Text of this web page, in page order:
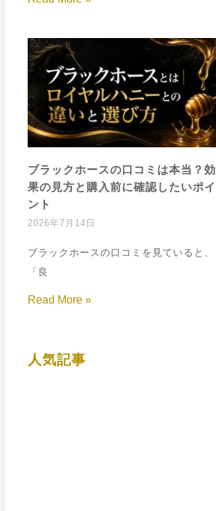
ブラックホースの口コミは本当？効
果の見方と購入前に確認したいポイ
ント
2026年7月14日
ブラックホースの口コミを見ていると、
「良
Read More »
人気記事